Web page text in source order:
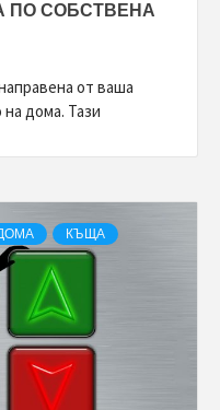
ПО СОБСТВЕНА
от ваша
дома. Тази
КЪЩА